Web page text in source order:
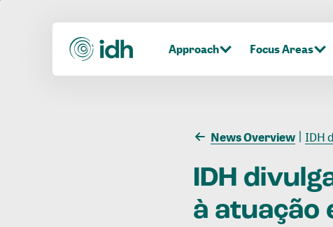
Approach Focus Areas
News Overview IDH
IDH
à atuação